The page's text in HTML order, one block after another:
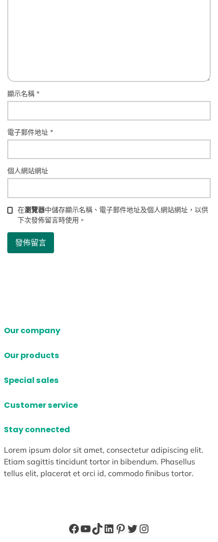
顯示名稱*
電子郵件地址*
個人網站網址
在瀏覽器中儲存顯示名稱、電子郵件地址及個人網站網址，以供
下次發佈留言時使用。
Our company
Our products
Special sales
Customer service
Stay connected
Lorem ipsum dolor sit amet, consectetur adipiscing elit.
Etiam sagittis tincidunt tortor in bibendum. Phasellus
tellus elit, placerat et orci id, commodo finibus tortor.
Facebook
YouTube
TikTok
LinkedIn
Pinterest
X Instagram